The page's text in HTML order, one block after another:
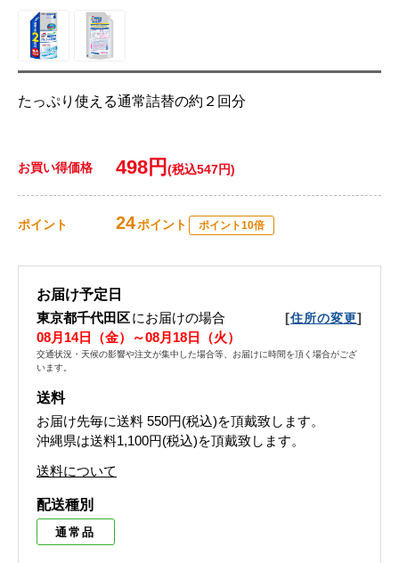
たっぷり使える通常詰替の約２回分
お買い得価格 498円 (税込547円)
ポイント 24ポイント ポイント10倍
お届け予定日
東京都千代田区にお届けの場合 [住所の変更]
08月14日（金）～08月18日（火）
交通状況・天候の影響や注文が集中した場合等、お届けに時間を頂く場合がござ
います。
送料
お届け先毎に送料 550円(税込)を頂戴致します。
沖縄県は送料1,100円(税込)を頂戴致します。
送料について
配送種別
通常品